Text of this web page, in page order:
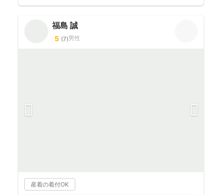
福島 誠
5 (7)男性
産着の着付OK